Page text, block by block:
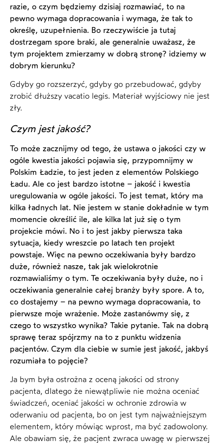
razie, o czym będziemy dzisiaj rozmawiać, to na
pewno wymaga dopracowania i wymaga, że tak to
określę, uzupełnienia. Bo rzeczywiście ja tutaj
dostrzegam spore braki, ale generalnie uważasz, że
tym projektem zmierzamy w dobrą stronę? idziemy w
dobrym kierunku?
Gdyby go rozszerzyć, gdyby go przebudować, gdyby
zrobić dłuższy vacatio legis. Materiał wyjściowy nie jest
zły.
Czym jest jakość?
To może zacznijmy od tego, że ustawa o jakości czy w
ogóle kwestia jakości pojawia się, przypomnijmy w
Polskim Ładzie, to jest jeden z elementów Polskiego
Ładu. Ale co jest bardzo istotne – jakość i kwestia
uregulowania w ogóle jakości. To jest temat, który ma
kilka ładnych lat. Nie jestem w stanie dokładnie w tym
momencie określić ile, ale kilka lat już się o tym
projekcie mówi. No i to jest jakby pierwsza taka
sytuacja, kiedy wreszcie po latach ten projekt
powstaje. Więc na pewno oczekiwania były bardzo
duże, również nasze, tak jak wielokrotnie
rozmawialiśmy o tym. Te oczekiwania były duże, no i
oczekiwania generalnie całej branży były spore. A to,
co dostajemy – na pewno wymaga dopracowania, to
pierwsze moje wrażenie. Może zastanówmy się, z
czego to wszystko wynika? Takie pytanie. Tak na dobrą
sprawę teraz spójrzmy na to z punktu widzenia
pacjentów. Czym dla ciebie w sumie jest jakość, jakbyś
rozumiała to pojęcie?
Ja bym była ostrożna z oceną jakości od strony
pacjenta, dlatego że niewątpliwie nie można oceniać
świadczeń, oceniać jakości w ochronie zdrowia w
oderwaniu od pacjenta, bo on jest tym najważniejszym
elementem, który mówiąc wprost, ma być zadowolony.
Ale obawiam się, że pacjent zwraca uwagę w pierwszej